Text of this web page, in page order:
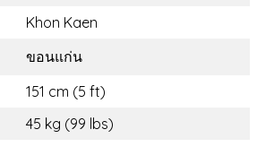
Khon Kaen
ขอนแก่น
151 cm (5 ft)
45 kg (99 lbs)